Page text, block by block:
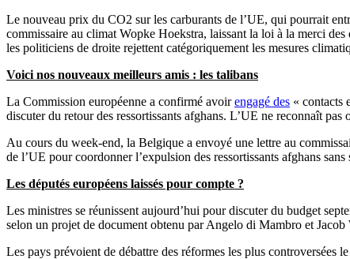
Le nouveau prix du CO2 sur les carburants de l’UE, qui pourrait
commissaire au climat Wopke Hoekstra, laissant la loi à la merci
les politiciens de droite rejettent catégoriquement les mesures
Voici nos nouveaux meilleurs amis : les talibans
La Commission européenne a confirmé avoirengagé des « contacts
discuter du retour des ressortissants afghans. L’UE ne reconnaît
Au cours du week-end, la Belgique a envoyé une lettre au
de l’UE pour coordonner l’expulsion des ressortissants afghans
Les députés européens laissés pour compte ?
Les ministres se réunissent aujourd’hui pour discuter du budget
selon un projet de document obtenu par Angelo di Mambro et
Les pays prévoient de débattre des réformes les plus controversées